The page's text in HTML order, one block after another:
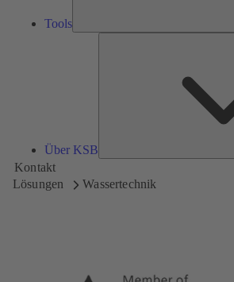
Tools
Über KSB
Kontakt
Lösungen
Wassertechnik